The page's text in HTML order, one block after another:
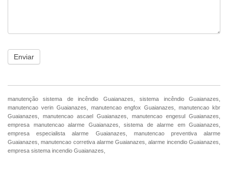
Enviar
manutenção sistema de incêndio Guaianazes, sistema incêndio Guaianazes,
manutencao verin Guaianazes, manutencao engfox Guaianazes, manutencao kbr
Guaianazes, manutencao ascael Guaianazes, manutencao engesul Guaianazes,
empresa manutencao alarme Guaianazes, sistema de alarme em Guaianazes,
empresa especialista alarme Guaianazes, manutencao preventiva alarme
Guaianazes, manutencao corretiva alarme Guaianazes, alarme incendio Guaianazes,
empresa sistema incendio Guaianazes,